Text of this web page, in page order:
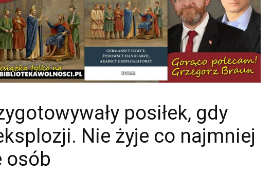
posiłek, gdy
Nie żyje co najmniej
osób